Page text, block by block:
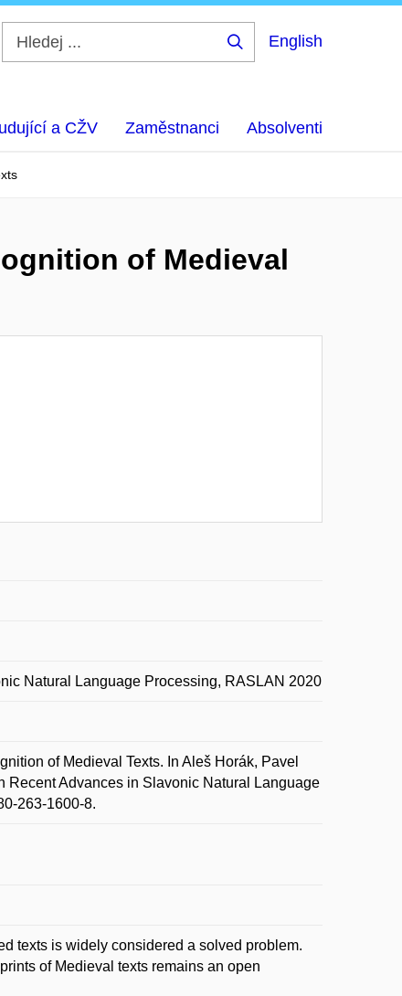
English
a CŽV Zaměstnanci Absolventi
of Medieval
Natural Language Processing, RASLAN 2020
of Medieval Texts. In Aleš Horák, Pavel
Recent Advances in Slavonic Natural Language
263-1600-8.
texts is widely considered a solved problem.
of Medieval texts remains an open